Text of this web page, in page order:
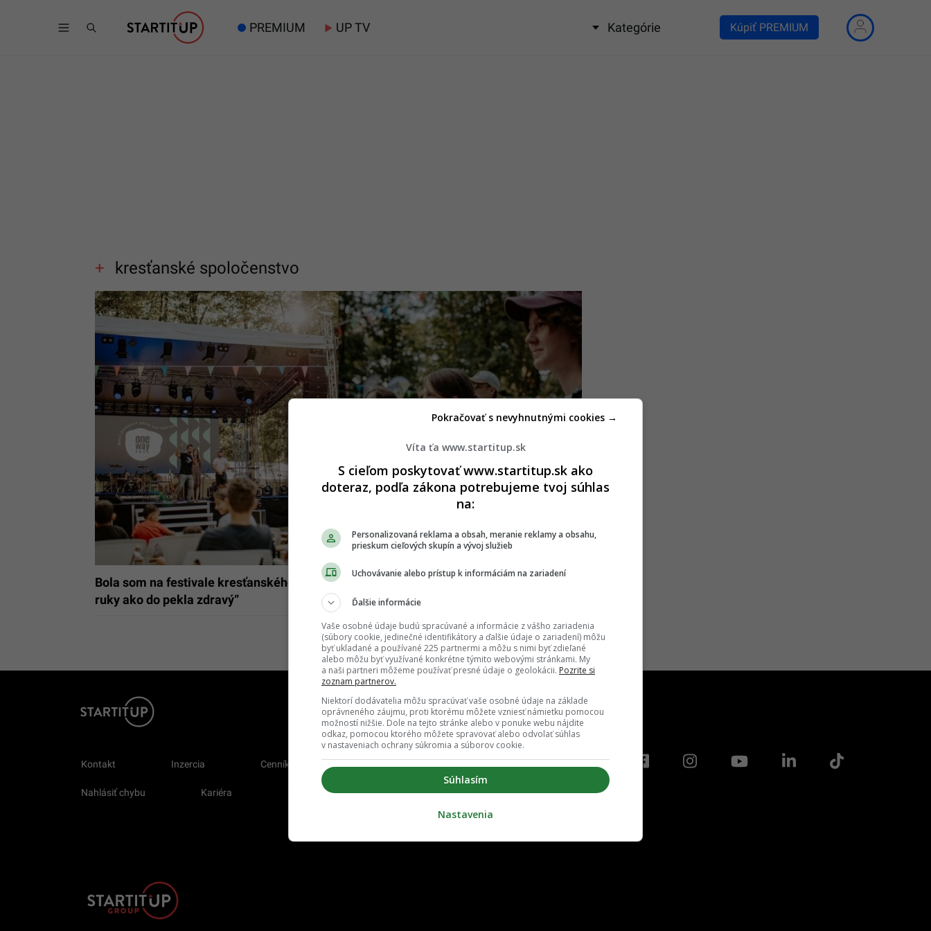
PREMIUM UP TV Kategórie Kúpiť PREMIUM
kresťanské spoločenstvo
Bola som na festivale kresťanského spoločenstva Milosť: „Je lepšie ísť do neba bez
ruky ako do pekla zdravý“
Kontakt Inzercia Cenník
Nahlásiť chybu Kariéra Spravovať notifikácie Zrušiť predplatné
Víta ťa www.startitup.sk
S cieľom poskytovať www.startitup.sk ako
doteraz, podľa zákona potrebujeme tvoj súhlas
na:
Personalizovaná reklama a obsah, meranie reklamy a obsahu,
prieskum cieľových skupín a vývoj služieb
Uchovávanie alebo prístup k informáciám na zariadení
Ďalšie informácie
Vaše osobné údaje budú spracúvané a informácie z vášho zariadenia
(súbory cookie, jedinečné identifikátory a ďalšie údaje o zariadení) môžu
byť ukladané a používané 225 partnermi a môžu s nimi byť zdieľané
alebo môžu byť využívané konkrétne týmito webovými stránkami. My
a naši partneri môžeme používať presné údaje o geolokácii. Pozrite si
zoznam partnerov.
Niektorí dodávatelia môžu spracúvať vaše osobné údaje na základe
oprávneného záujmu, proti ktorému môžete vzniesť námietku pomocou
možností nižšie. Dole na tejto stránke alebo v ponuke webu nájdite
odkaz, pomocou ktorého môžete spravovať alebo odvolať súhlas
v nastaveniach ochrany súkromia a súborov cookie.
Súhlasím
Pokračovať s nevyhnutnými cookies →
Nastavenia